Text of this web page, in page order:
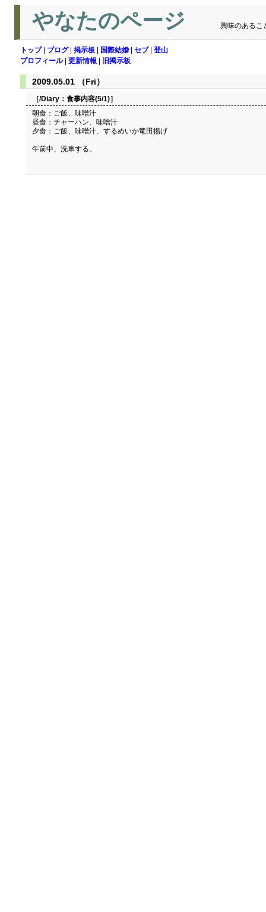
やなたのページ 興味のあるこ
トップ| ブログ| 掲示板 国際結婚 セブ| 登山
プロフィール| 更新情報 旧掲示板
2009.05.01 （Fri）
［/Diary： 食事内容(5/1)］
朝食：ご飯、味噌汁
昼食：チャーハン、味噌汁
夕食：ご飯、味噌汁、するめいか竜田揚げ
午前中、洗車する。